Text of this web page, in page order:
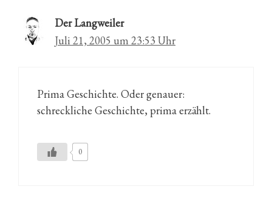
Der Langweiler
Juli 21, 2005 um 23:53 Uhr
Prima Geschichte. Oder genauer:
schreckliche Geschichte, prima erzählt.
0